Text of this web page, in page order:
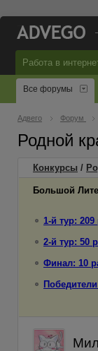
Работа в
Все форумы
Адвего Форум
Родной
Конкурсы /
Большой
1-й тур: 209
2-й тур: 50
Финал: 10